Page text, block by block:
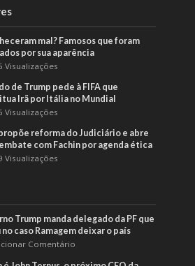
mal? Famosos que foram
por sua aparência
Visualizações
de Trump pede à FIFA que
Irã por Itália no Mundial
Visualizações
reforma do Judiciário e abre
com Fachin por agenda ética
Visualizações
Trump manda delegado da PF que
caso Ramagem deixar o país
Comentário